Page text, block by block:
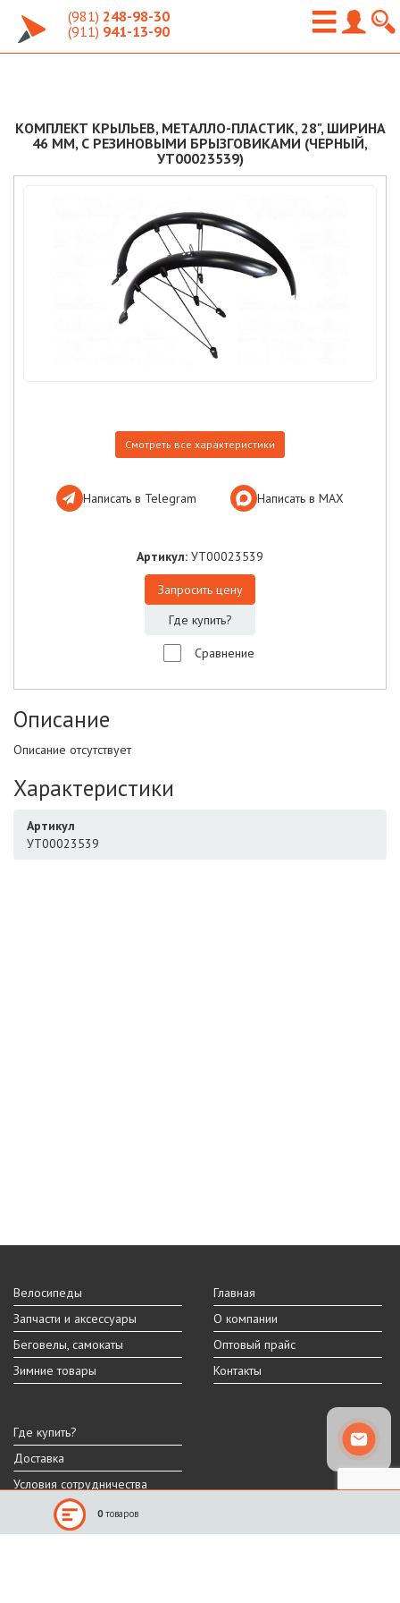
(981) 248-98-30
(911) 941-13-90
КОМПЛЕКТ КРЫЛЬЕВ, МЕТАЛЛО-ПЛАСТИК, 28", ШИРИНА
46 ММ, С РЕЗИНОВЫМИ БРЫЗГОВИКАМИ (ЧЕРНЫЙ,
УТ00023539)
Смотреть все характеристики
Написать в Telegram Написать в МАХ
Артикул: УТ00023539
Запросить цену
Где купить?
Сравнение
Описание
Описание отсутствует
Характеристики
Артикул
УТ00023539
Велосипеды
Запчасти и аксессуары
Беговелы, самокаты
Зимние товары
Главная
О компании
Оптовый прайс
Контакты
Где купить?
Доставка
Условия сотрудничества
Реальный внешний вид и технические характеристики товара могут
0 товаров